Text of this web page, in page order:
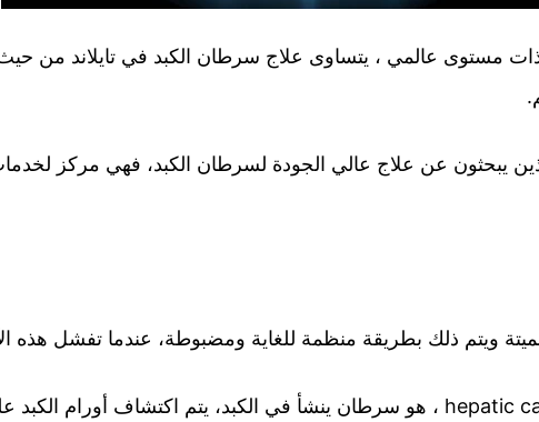
مستوى عالمي ، يتساوى علاج سرطان الكبد في تايلاند من
يبحثون عن علاج عالي الجودة لسرطان الكبد، فهي مركز
ويتم ذلك بطريقة منظمة للغاية ومضبوطة، عندما تفشل هذه
hepatic ، هو سرطان ينشأ في الكبد، يتم اكتشاف أورام الكبد